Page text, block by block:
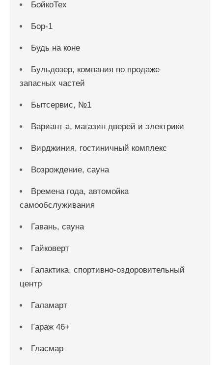
БойкоТех
Бор-1
Будь на коне
Бульдозер, компания по продаже
запасных частей
Бытсервис, №1
Вариант а, магазин дверей и электрики
Вирджиния, гостиничный комплекс
Возрождение, сауна
Времена года, автомойка
самообслуживания
Гавань, сауна
Гайковерт
Галактика, спортивно-оздоровительный
центр
Галамарт
Гараж 46+
Гласмар